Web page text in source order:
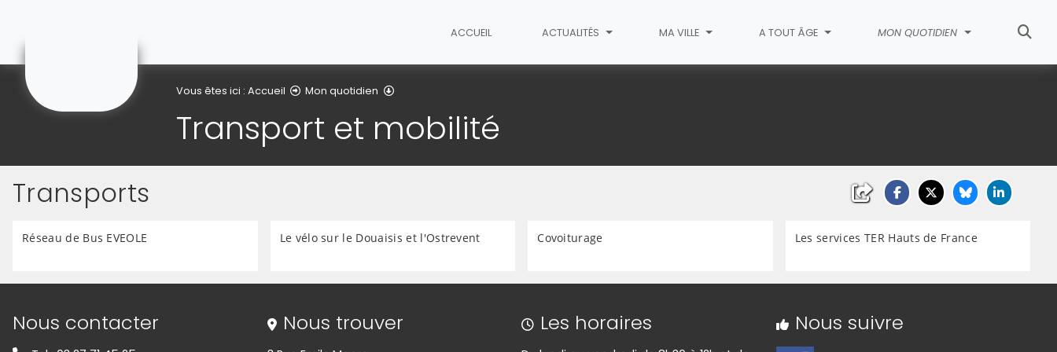
ACCUEIL ACTUALITÉS MA VILLE A TOUT ÂGE MON QUOTIDIEN
Vous êtes ici : Accueil Mon quotidien
Transport et mobilité
Transports
Réseau de Bus EVEOLE Le vélo sur le Douaisis et l'Ostrevent Covoiturage Les services TER Hauts de France
Informations de contact
Nous contacter Nous trouver Les horaires Nous suivre